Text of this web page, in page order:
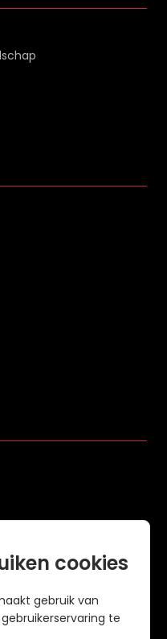
cookies
gebruik van
te